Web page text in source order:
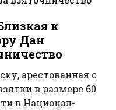
к
Дан
арестованная с
в размере 60
в Национал-